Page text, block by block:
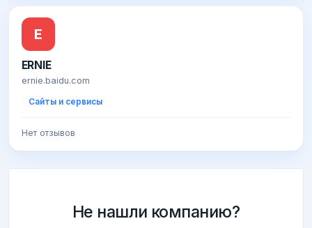
E
ERNIE
ernie.baidu.com
Сайты и сервисы
Нет отзывов
Не нашли компанию?